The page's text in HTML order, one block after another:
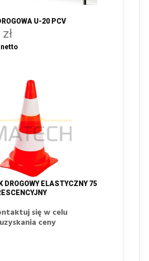
U-20 PCV
DROGOWY ELASTYCZNY 75
się w celu
uzyskania ceny